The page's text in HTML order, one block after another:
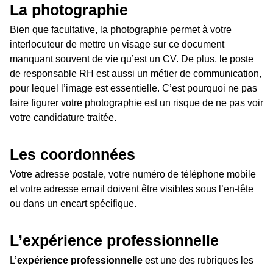
La photographie
Bien que facultative, la photographie permet à votre
interlocuteur de mettre un visage sur ce document
manquant souvent de vie qu’est un CV. De plus, le poste
de responsable RH est aussi un métier de communication,
pour lequel l’image est essentielle. C’est pourquoi ne pas
faire figurer votre photographie est un risque de ne pas voir
votre candidature traitée.
Les coordonnées
Votre adresse postale, votre numéro de téléphone mobile
et votre adresse email doivent être visibles sous l’en-tête
ou dans un encart spécifique.
L’expérience professionnelle
L’expérience professionnelle est une des rubriques les